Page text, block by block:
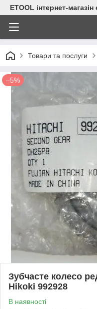
ETOOL інтернет-
Товари та послуги
–5%
Зубчасте колесо
Hikoki 992928
В наявності